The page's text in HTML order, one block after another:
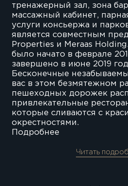
тренажерный зал, зона
массажный кабинет,
услуги консьержа и
является совместным
Properties и Meraas
было начато в феврале
завершено в июне 2019
Бесконечные
вас в этом безмятежном
пешеходных дорожек
привлекательные
которые сливаются с
окрестностями.
Подробнее
Читать